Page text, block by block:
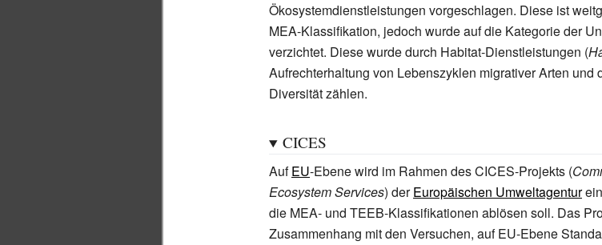
Ökosystemdienstleistungen vorgeschlagen. Diese ist
MEA-Klassifikation, jedoch wurde auf die Kategorie der
verzichtet. Diese wurde durch Habitat-Dienstleistungen (
Aufrechterhaltung von Lebenszyklen migrativer Arten und
Diversität zählen.
CICES
AufEU-Ebene wird im Rahmen des CICES-Projekts (
Ecosystem Services) derEuropäischen Umweltagentur
die MEA- und TEEB-Klassifikationen ablösen soll. Das
Zusammenhang mit den Versuchen, auf EU-Ebene